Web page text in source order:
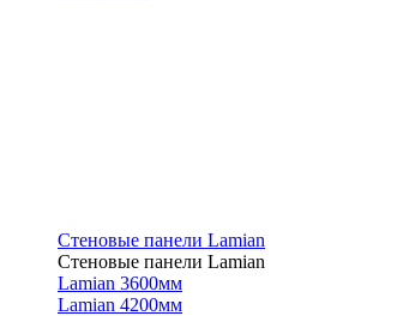
Стеновые панели Lamian
Стеновые панели Lamian
Lamian 3600мм
Lamian 4200мм